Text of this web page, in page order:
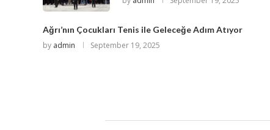
Ağrı’nın Çocukları Tenis ile Geleceğe Adım Atıyor
by admin September 19, 2025